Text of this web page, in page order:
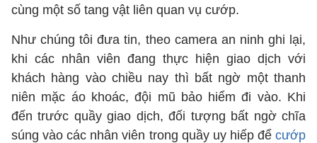
cùng một số tang vật liên quan vụ cướp.
Như chúng tôi đưa tin, theo camera an ninh ghi lại,
khi các nhân viên đang thực hiện giao dịch với
khách hàng vào chiều nay thì bất ngờ một thanh
niên mặc áo khoác, đội mũ bảo hiểm đi vào. Khi
đến trước quầy giao dịch, đối tượng bất ngờ chĩa
súng vào các nhân viên trong quầy uy hiếp để cướp